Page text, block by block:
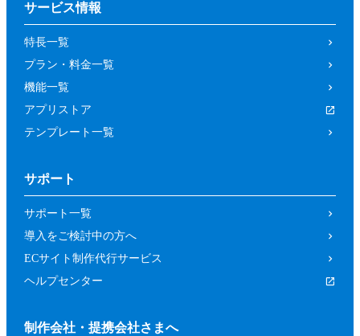
サービス情報
特長一覧
プラン・料金一覧
機能一覧
アプリストア
テンプレート一覧
サポート
サポート一覧
導入をご検討中の方へ
ECサイト制作代行サービス
ヘルプセンター
制作会社・提携会社さまへ